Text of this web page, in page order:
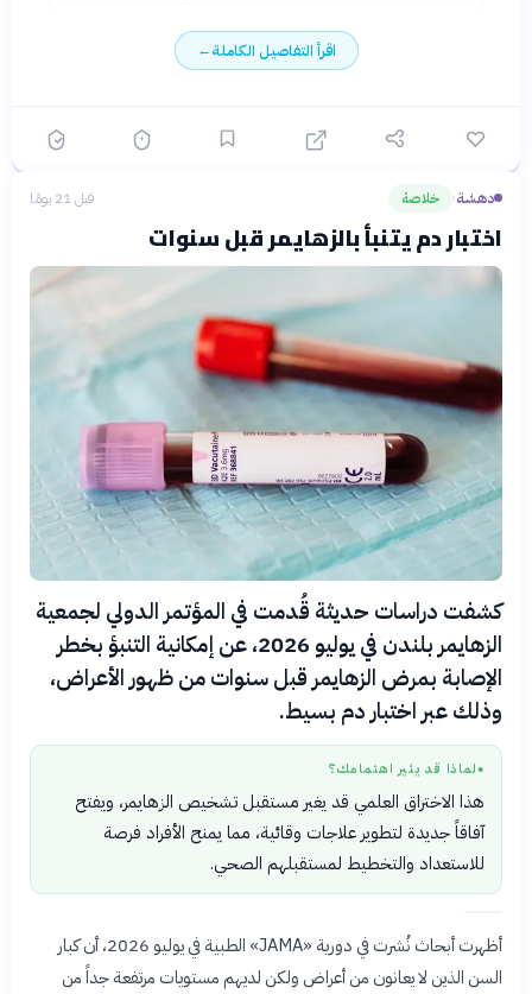
اقرأ التفاصيل الكاملة←
دهشة› خلاصة قبل 21 يومًا
اختبار دم يتنبأ بالزهايمر قبل سنوات
كشفت دراسات حديثة قُدمت في المؤتمر الدولي لجمعية
الزهايمر بلندن في يوليو 2026، عن إمكانية التنبؤ بخطر
الإصابة بمرض الزهايمر قبل سنوات من ظهور الأعراض،
وذلك عبر اختبار دم بسيط.
● لماذا قد يثير اهتمامك؟
هذا الاختراق العلمي قد يغير مستقبل تشخيص الزهايمر، ويفتح
آفاقاً جديدة لتطوير علاجات وقائية، مما يمنح الأفراد فرصة
للاستعداد والتخطيط لمستقبلهم الصحي.
أظهرت أبحاث نُشرت في دورية «JAMA» الطبية في يوليو 2026، أن كبار
السن الذين لا يعانون من أعراض ولكن لديهم مستويات مرتفعة جداً من